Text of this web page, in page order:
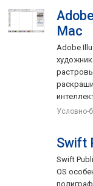
Mac
Adobe
Условно-
Swift
Swift
OS